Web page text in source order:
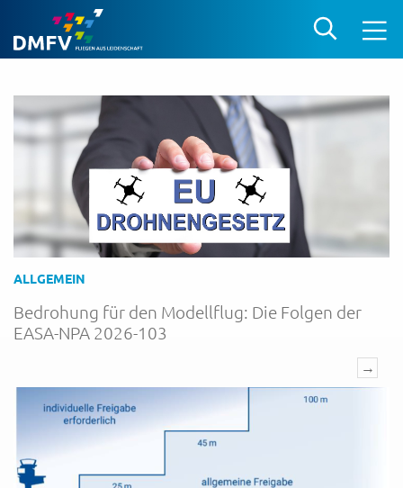
ALLGEMEIN
Bedrohung für den Modellflug: Die Folgen der
EASA-NPA 2026-103
→